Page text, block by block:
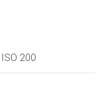
ISO 200